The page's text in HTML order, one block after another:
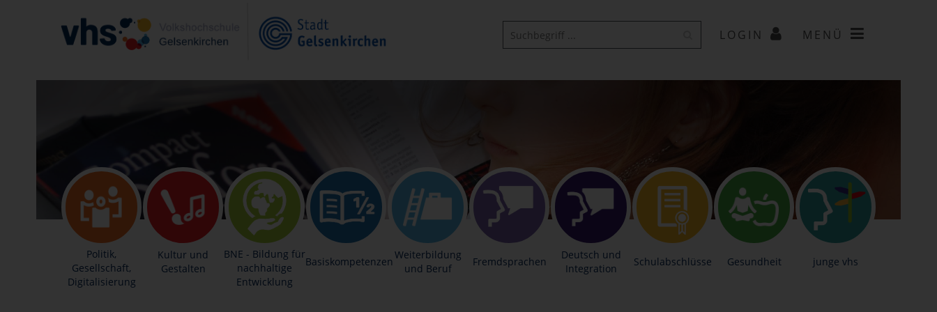
LOGIN MENÜ
Politik,
Gesellschaft,
Digitalisierung
Kultur und
Gestalten
BNE - Bildung für
nachhaltige
Entwicklung
Basiskompetenzen
Weiterbildung
und Beruf
Fremdsprachen
Deutsch und
Integration
Schulabschlüsse Gesundheit junge vhs